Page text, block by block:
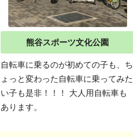
熊谷スポーツ文化公園
自転車に乗るのが初めての子も、ち
ょっと変わった自転車に乗ってみた
い子も是非！！！ 大人用自転車も
あります。